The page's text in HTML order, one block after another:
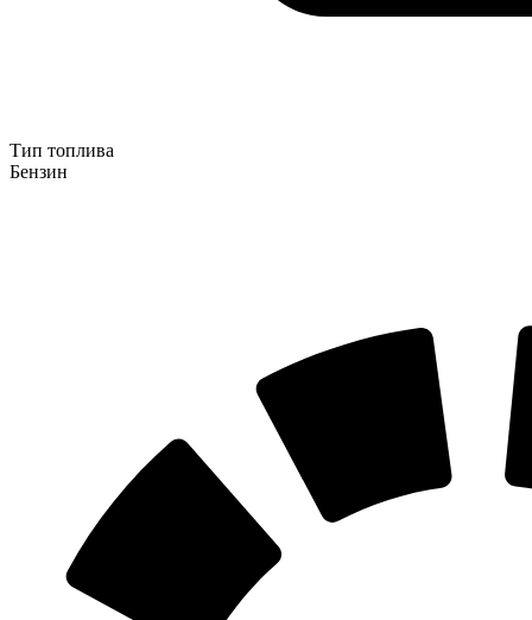
Тип топлива
Бензин